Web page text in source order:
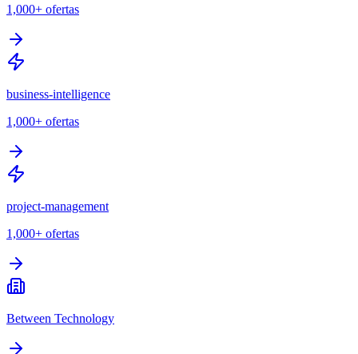
1,000+ ofertas
business-intelligence
1,000+ ofertas
project-management
1,000+ ofertas
Between Technology